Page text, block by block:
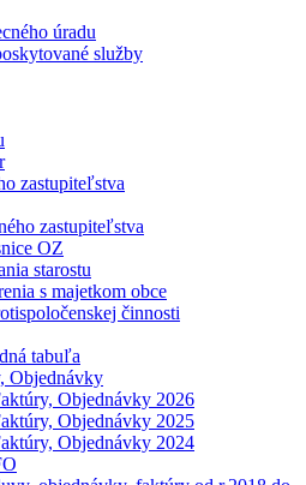
úradu
služby
zastupiteľstva
zastupiteľstva
OZ
starostu
s majetkom obce
činnosti
tabuľa
Objednávky
Objednávky 2026
Objednávky 2025
Objednávky 2024